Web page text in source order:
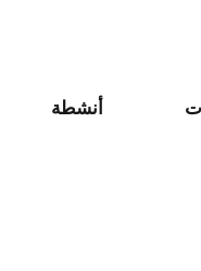
أنشطة